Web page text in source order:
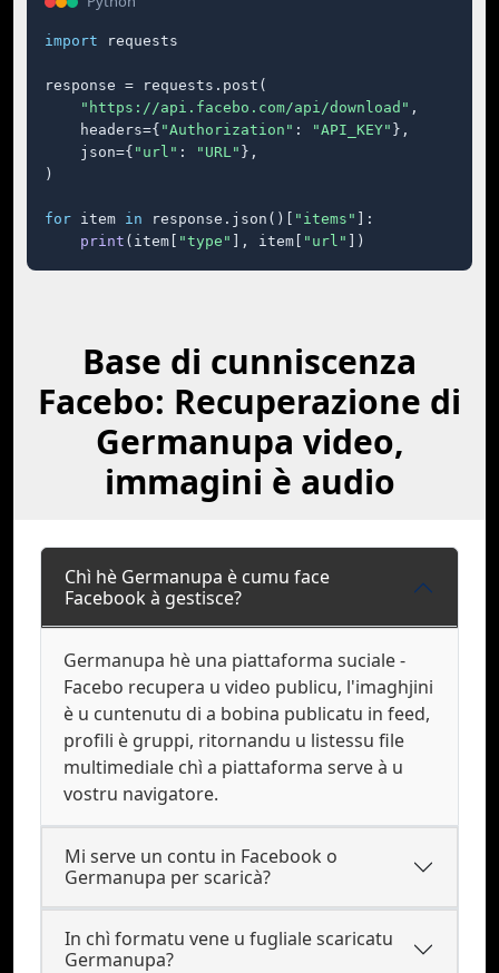
import requests
response = requests.post(
"https://api.facebo.com/api/download" ,
    headers={
"Authorization" : "API_KEY" },
    json={
"url" : "URL" },
)
for item in response.json()[ "items"
]:
print (item[ "type" ], item[ "url" ])
Base di cunniscenza
Facebo: Recuperazione di
Germanupa video,
immagini è audio
Chì hè Germanupa è cumu face
Facebook à gestisce?
Germanupa hè una piattaforma suciale -
Facebo recupera u video publicu, l'imaghjini
è u cuntenutu di a bobina publicatu in feed,
profili è gruppi, ritornandu u listessu file
multimediale chì a piattaforma serve à u
vostru navigatore.
Mi serve un contu in Facebook o
Germanupa per scaricà?
In chì formatu vene u fugliale scaricatu
Germanupa?